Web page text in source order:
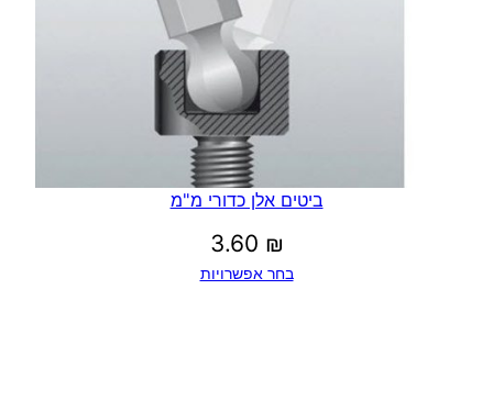
ביטים אלן כדורי מ"מ
3.60 ₪
בחר אפשרויות